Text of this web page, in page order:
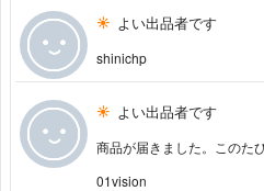
よい出品者です
shinichp
よい出品者です
商品が届きました。このた
01vision